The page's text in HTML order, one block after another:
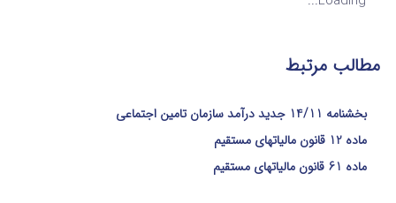
مطالب مرتبط
بخشنامه 14/11 جدید درآمد سازمان تامین اجتماعی
ماده 12 قانون مالیاتهای مستقیم
ماده 61 قانون مالیاتهای مستقیم